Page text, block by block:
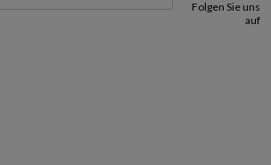
Folgen Sie uns
auf